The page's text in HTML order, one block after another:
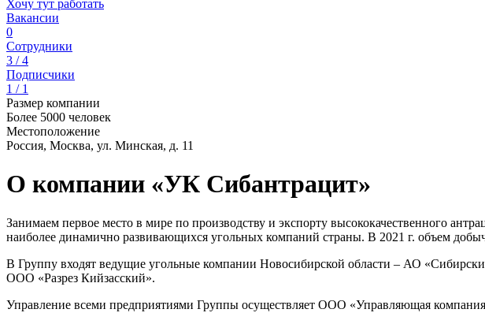
Хочу тут работать
Вакансии
0
Сотрудники
3 / 4
Подписчики
1 / 1
Размер компании
Более 5000 человек
Местоположение
Россия, Москва, ул. Минская, д. 11
О компании «УК Сибантрацит»
Занимаем первое место в мире по производству и экспорту высококачественного
наиболее динамично развивающихся угольных компаний страны. В 2021 г. объем
В Группу входят ведущие угольные компании Новосибирской области – АО
ООО «Разрез Кийзасский».
Управление всеми предприятиями Группы осуществляет ООО «Управляющая